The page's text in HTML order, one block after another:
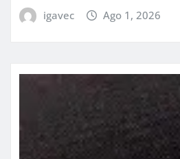
igavec Ago 1, 2026